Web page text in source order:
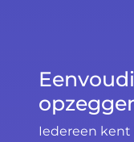
Iedereen